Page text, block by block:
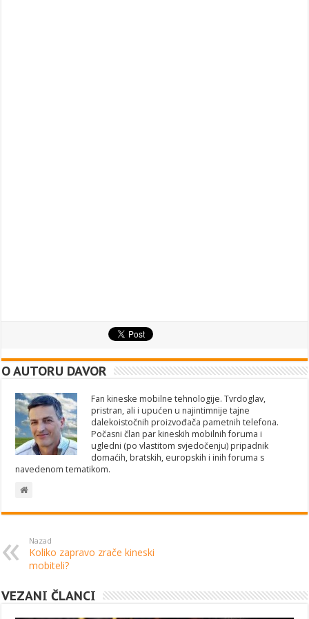
O AUTORU DAVOR
Fan kineske mobilne tehnologije. Tvrdoglav,
pristran, ali i upućen u najintimnije tajne
dalekoistočnih proizvođača pametnih telefona.
Počasni član par kineskih mobilnih foruma i
ugledni (po vlastitom svjedočenju) pripadnik
domaćih, bratskih, europskih i inih foruma s
navedenom tematikom.
Nazad
Koliko zapravo zrače kineski
mobiteli?
VEZANI ČLANCI